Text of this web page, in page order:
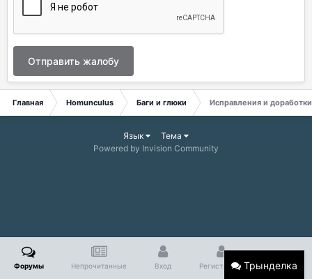
Отправить жалобу
Главная Homunculus Баги и глюки Исправления и
Трынделка
Язык
Тема
Powered by Invision Community
Форумы Непрочитанные Вход Регистрация Больше